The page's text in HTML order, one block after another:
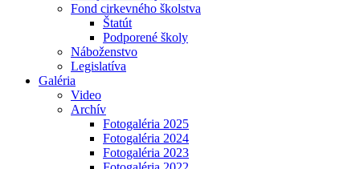
Fond cirkevného školstva
Štatút
Podporené školy
Náboženstvo
Legislatíva
Galéria
Video
Archív
Fotogaléria 2025
Fotogaléria 2024
Fotogaléria 2023